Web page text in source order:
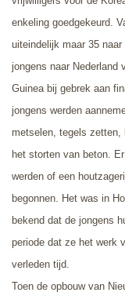
enkeling goedgekeurd.
uiteindelijk maar 35
jongens naar Nederland
Guinea bij gebrek aan
jongens werden
metselen, tegels
het storten van beton.
werden of een
begonnen. Het was in
bekend dat de jongens
periode dat ze het werk
verleden tijd.
Toen de opbouw van